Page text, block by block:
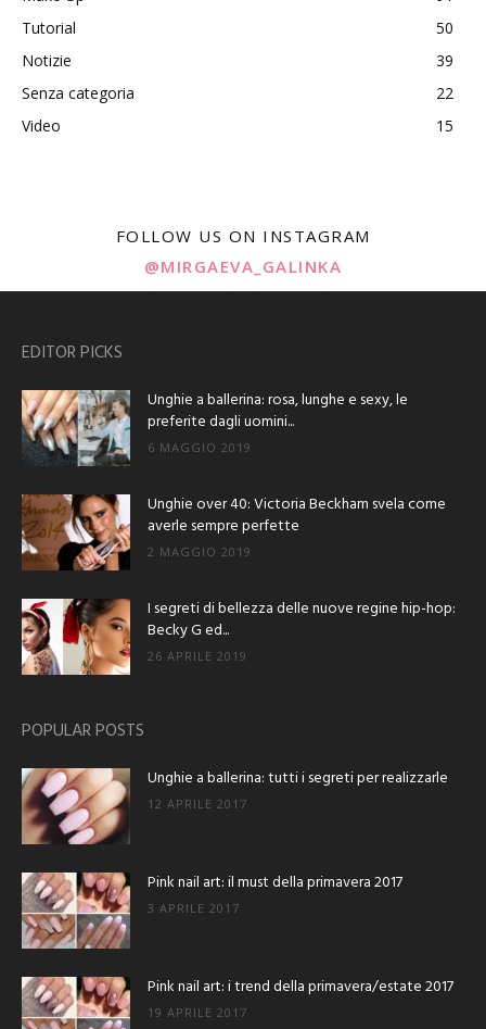
Tutorial
50
Notizie
39
Senza categoria
22
Video
15
FOLLOW US ON INSTAGRAM
@MIRGAEVA_GALINKA
EDITOR PICKS
Unghie a ballerina: rosa, lunghe e sexy, le
preferite dagli uomini...
6 MAGGIO 2019
Unghie over 40: Victoria Beckham svela come
averle sempre perfette
2 MAGGIO 2019
I segreti di bellezza delle nuove regine hip-hop:
Becky G ed...
26 APRILE 2019
POPULAR POSTS
Unghie a ballerina: tutti i segreti per realizzarle
12 APRILE 2017
Pink nail art: il must della primavera 2017
3 APRILE 2017
Pink nail art: i trend della primavera/estate 2017
19 APRILE 2017